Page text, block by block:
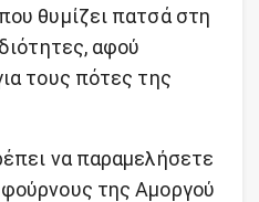
θυμίζει πατσά στη
αφού
τους πότες της
να παραμελήσετε
της Αμοργού